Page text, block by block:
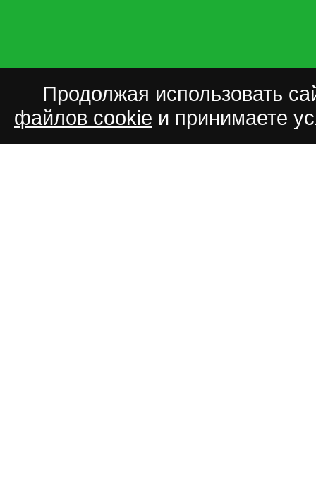
Продолжая использовать
файлов cookie и принимаете